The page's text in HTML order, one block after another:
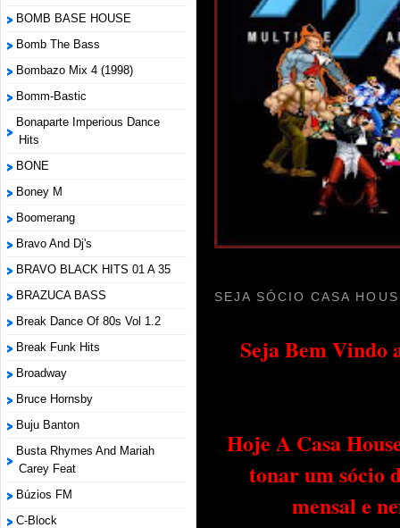
BOMB BASE HOUSE
Bomb The Bass
Bombazo Mix 4 (1998)
Bomm-Bastic
Bonaparte Imperious Dance
Hits
BONE
Boney M
Boomerang
Bravo And Dj's
BRAVO BLACK HITS 01 A 35
BRAZUCA BASS
Break Dance Of 80s Vol 1.2
Break Funk Hits
Broadway
Bruce Hornsby
Buju Banton
Busta Rhymes And Mariah
Carey Feat
Búzios FM
C-Block
SEJA SÓCIO CASA
Seja Bem Vindo
Hoje A Casa
tonar um sócio
mensal e